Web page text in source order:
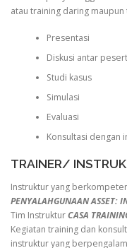
atau training daring
Presentasi
Diskusi antar
Studi kasus
Simulasi
Evaluasi
Konsultasi dengan
TRAINER/
Instruktur yang
PENYALAHGUNAAN ASSET:
Tim InstrukturCASA
Kegiatan training dan
instruktur yang